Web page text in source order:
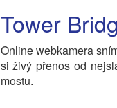
Tower
Online webkamera
si živý přenos od
mostu.